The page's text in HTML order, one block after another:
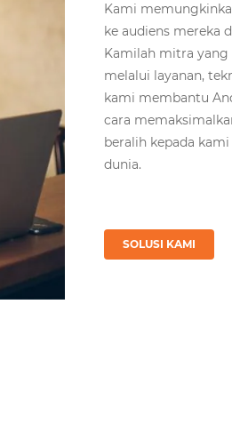
Kami
ke audiens mereka
Kamilah mitra
melalui layanan,
kami membantu
cara
beralih kepada
dunia.
SOLUSI KAMI